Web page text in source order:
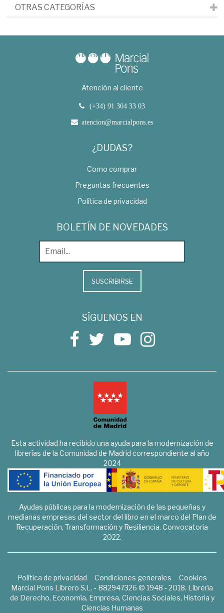
OTRAS CATEGORÍAS
Atención al cliente
(+34) 91 304 33 03
atencion@marcialpons.es
¿DUDAS?
Como comprar
Preguntas frecuentes
Política de privacidad
BOLETÍN DE NOVEDADES
SUSCRIBIRSE
SÍGUENOS EN
Esta actividad ha recibido una ayuda para la modernización de
librerías de la Comunidad de Madrid correspondiente al año
2024
Ayudas públicas para la modernización de las pequeñas y
medianas empresas del sector del libro en el marco del Plan de
Recuperación, Transformación y Resiliencia. Convocatoria
2022.
Política de privacidad Condiciones generales
Cookies
Marcial Pons Librero S.L. - B82947326 © 1948 - 2018. Librería
de Derecho, Economía, Empresa, Ciencias Sociales, Historia y
Ciencias Humanas